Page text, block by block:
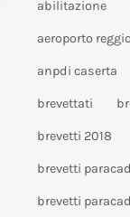
abilitazione
aeroporto
anpdi caserta
brevettati
brevetti 2018
brevetti
brevetti